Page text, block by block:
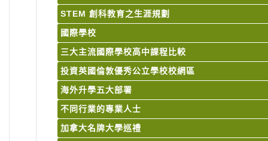
STEM 創科教育之生涯規劃
國際學校
三大主流國際學校高中課程比較
投資英國倫敦優秀公立學校校網區
海外升學五大部署
不同行業的專業人士
加拿大名牌大學巡禮